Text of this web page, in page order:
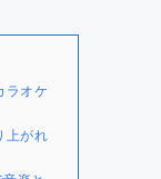
ラオケ
上がれ